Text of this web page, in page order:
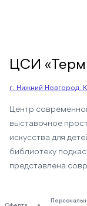
ЦСИ
г. Нижний Новгород,
Центр
выставочное
искусства для
библиотеку
представлена